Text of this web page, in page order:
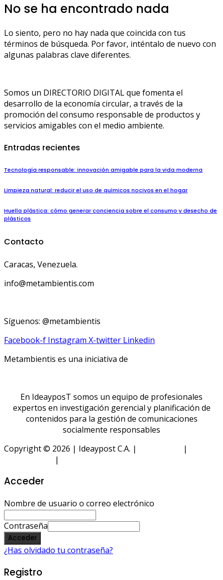
No se ha encontrado nada
Lo siento, pero no hay nada que coincida con tus
términos de búsqueda. Por favor, inténtalo de nuevo con
algunas palabras clave diferentes.
Somos un DIRECTORIO DIGITAL que fomenta el
desarrollo de la economía circular, a través de la
promoción del consumo responsable de productos y
servicios amigables con el medio ambiente.
Entradas recientes
Tecnología responsable: innovación amigable para la vida moderna
Limpieza natural: reducir el uso de químicos nocivos en el hogar
Huella plástica: cómo generar conciencia sobre el consumo y desecho de
plásticos
Contacto
Caracas, Venezuela.
info@metambientis.com
Síguenos: @metambientis
Facebook-f Instagram X-twitter Linkedin
Metambientis es una iniciativa de
En IdeayposT somos un equipo de profesionales
expertos en investigación gerencial y planificación de
contenidos para la gestión de comunicaciones
socialmente responsables
Copyright © 2026 | Ideaypost C.A. |
|
|
Acceder
Nombre de usuario o correo electrónico
Contraseña
Acceder
¿Has olvidado tu contraseña?
Registro